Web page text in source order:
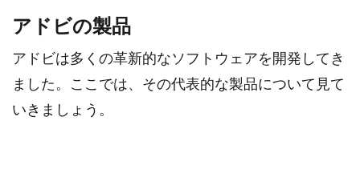
アドビの製品
アドビは多くの革新的なソフトウェアを開発してき
ました。ここでは、その代表的な製品について見て
いきましょう。